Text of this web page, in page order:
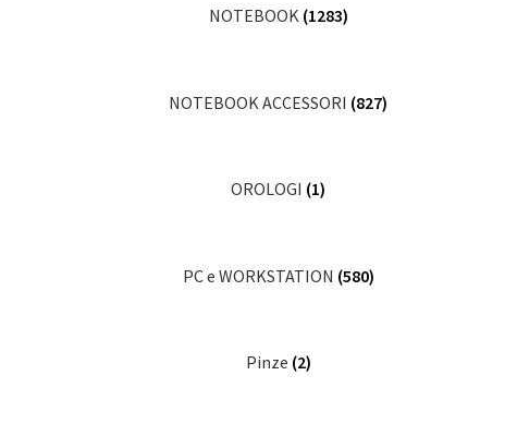
NOTEBOOK (1283)
NOTEBOOK ACCESSORI (827)
OROLOGI (1)
PC e WORKSTATION (580)
Pinze (2)